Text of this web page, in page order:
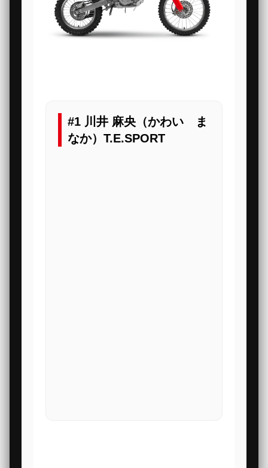
#1 川井 麻央（かわい ま
なか）T.E.SPORT